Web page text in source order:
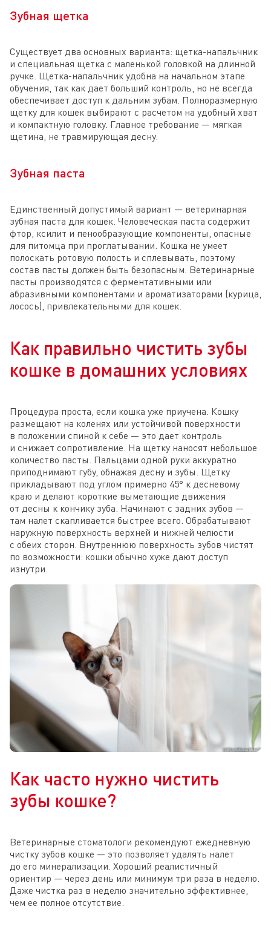
Зубная щетка
Существует два основных варианта: щетка-напальчник
и специальная щетка с маленькой головкой на длинной
ручке. Щетка-напальчник удобна на начальном этапе
обучения, так как дает больший контроль, но не всегда
обеспечивает доступ к дальним зубам. Полноразмерную
щетку для кошек выбирают с расчетом на удобный хват
и компактную головку. Главное требование — мягкая
щетина, не травмирующая десну.
Зубная паста
Единственный допустимый вариант — ветеринарная
зубная паста для кошек. Человеческая паста содержит
фтор, ксилит и пенообразующие компоненты, опасные
для питомца при проглатывании. Кошка не умеет
полоскать ротовую полость и сплевывать, поэтому
состав пасты должен быть безопасным. Ветеринарные
пасты производятся с ферментативными или
абразивными компонентами и ароматизаторами (курица,
лосось), привлекательными для кошек.
Как правильно чистить зубы
кошке в домашних условиях
Процедура проста, если кошка уже приучена. Кошку
размещают на коленях или устойчивой поверхности
в положении спиной к себе — это дает контроль
и снижает сопротивление. На щетку наносят небольшое
количество пасты. Пальцами одной руки аккуратно
приподнимают губу, обнажая десну и зубы. Щетку
прикладывают под углом примерно 45° к десневому
краю и делают короткие выметающие движения
от десны к кончику зуба. Начинают с задних зубов —
там налет скапливается быстрее всего. Обрабатывают
наружную поверхность верхней и нижней челюсти
с обеих сторон. Внутреннюю поверхность зубов чистят
по возможности: кошки обычно хуже дают доступ
изнутри.
Как часто нужно чистить
зубы кошке?
Ветеринарные стоматологи рекомендуют ежедневную
чистку зубов кошке — это позволяет удалять налет
до его минерализации. Хороший реалистичный
ориентир — через день или минимум три раза в неделю.
Даже чистка раз в неделю значительно эффективнее,
чем ее полное отсутствие.